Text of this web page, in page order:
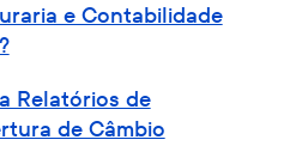
e Contabilidade
Relatórios de
de Câmbio